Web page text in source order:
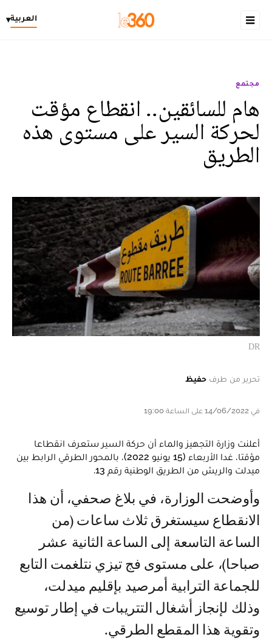
العربية▾
مجتمع
هام للسائقين.. انقطاع مؤقت
لحركة السير على مستوى هذه
الطريق
DR
تحرير من طرف حفيظ
في 14/06/2022 على الساعة 19:00
أعلنت وزارة التجهيز والماء أن حركة السير ستعرف انقطاعا
مؤقتا، غدا الأربعاء (15 يونيو 2022)، بالمحور الطرقي الرابط بين
ميدلت والريش من الطريق الوطنية رقم 13.
وأوضحت الوزارة، في بلاغ صحفي، أن هذا
الانقطاع سيستغرق ثلاث ساعات (من
الساعة التاسعة إلى الساعة الثانية عشر
صباحا)، على مستوى فج تيزي نتلغمت التابع
للجماعة الترابية أمرصيد بإقليم ميدلت،
وذلك لإنجاز أشغال التتريبات في إطار توسيع
وتقوية هذا المقطع الطرقي.